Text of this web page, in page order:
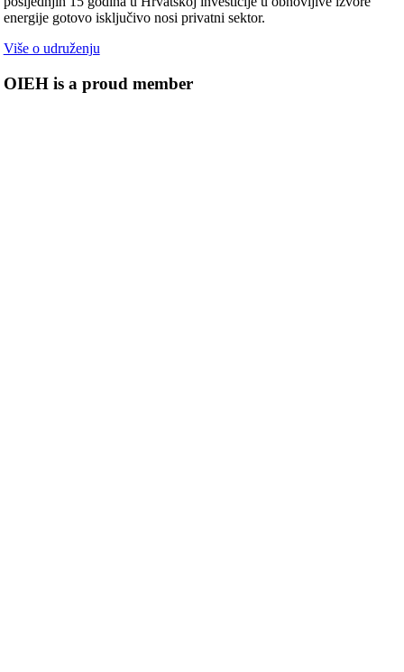
energije gotovo isključivo nosi privatni sektor.
Više o udruženju
OIEH is a proud member